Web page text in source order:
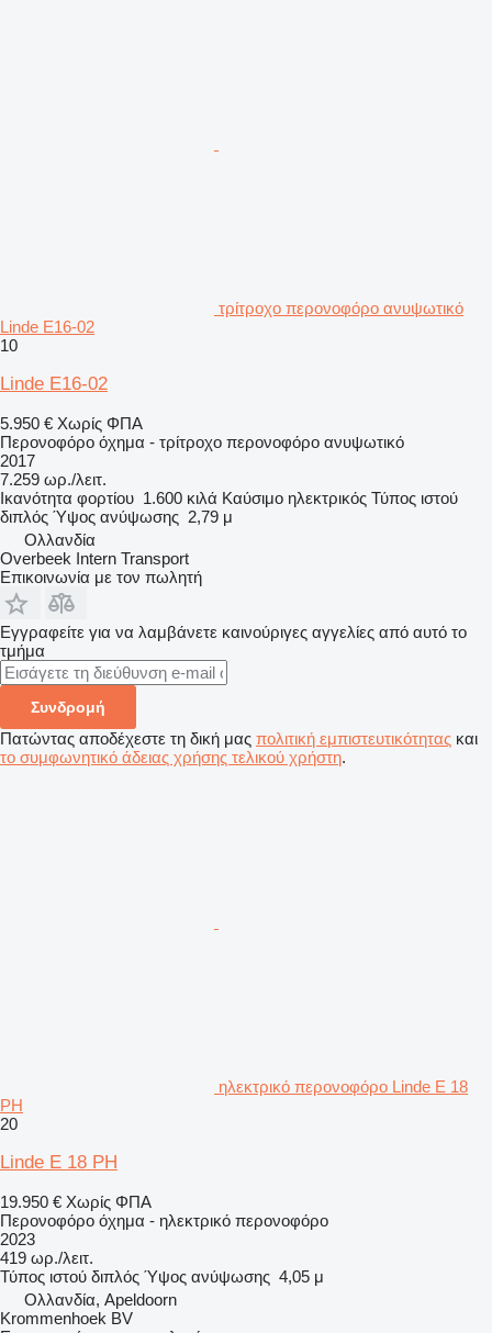
τρίτροχο περονοφόρο ανυψωτικό
Linde E16-02
10
Linde E16-02
5.950 € Χωρίς ΦΠΑ
Περονοφόρο όχημα - τρίτροχο περονοφόρο ανυψωτικό
2017
7.259 ωρ./λειτ.
Ικανότητα φορτίου 1.600 κιλά Καύσιμο ηλεκτρικός Τύπος ιστού
διπλός Ύψος ανύψωσης 2,79 μ
Ολλανδία
Overbeek Intern Transport
Επικοινωνία με τον πωλητή
Εγγραφείτε για να λαμβάνετε καινούριγες αγγελίες από αυτό το
τμήμα
Συνδρομή
Πατώντας αποδέχεστε τη δική μας πολιτική εμπιστευτικότητας και
το συμφωνητικό άδειας χρήσης τελικού χρήστη.
ηλεκτρικό περονοφόρο Linde E 18
PH
20
Linde E 18 PH
19.950 € Χωρίς ΦΠΑ
Περονοφόρο όχημα - ηλεκτρικό περονοφόρο
2023
419 ωρ./λειτ.
Τύπος ιστού διπλός Ύψος ανύψωσης 4,05 μ
Ολλανδία, Apeldoorn
Krommenhoek BV